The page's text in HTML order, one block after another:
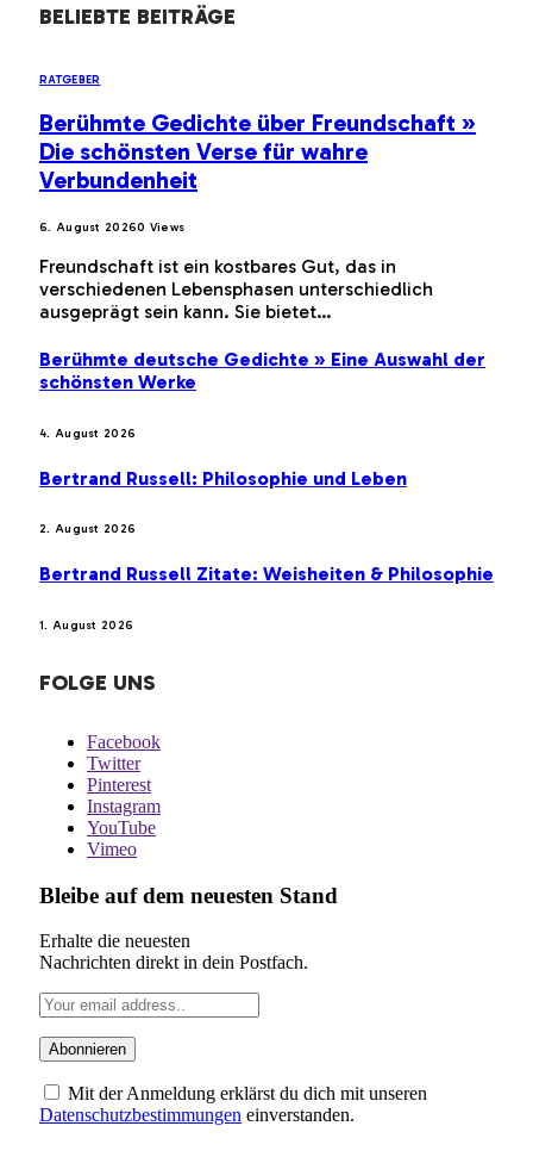
BELIEBTE BEITRÄGE
RATGEBER
Berühmte Gedichte über Freundschaft »
Die schönsten Verse für wahre
Verbundenheit
6. August 20260 Views
Freundschaft ist ein kostbares Gut, das in
verschiedenen Lebensphasen unterschiedlich
ausgeprägt sein kann. Sie bietet…
Berühmte deutsche Gedichte » Eine Auswahl der
schönsten Werke
4. August 2026
Bertrand Russell: Philosophie und Leben
2. August 2026
Bertrand Russell Zitate: Weisheiten & Philosophie
1. August 2026
FOLGE UNS
Facebook
Twitter
Pinterest
Instagram
YouTube
Vimeo
Bleibe auf dem neuesten Stand
Erhalte die neuesten
Nachrichten direkt in dein Postfach.
Mit der Anmeldung erklärst du dich mit unseren
Datenschutzbestimmungen einverstanden.